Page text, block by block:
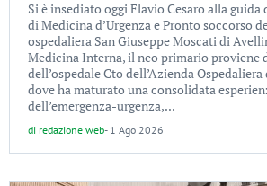
Si è insediato oggi Flavio Cesaro alla guida
di Medicina d’Urgenza e Pronto soccorso
ospedaliera San Giuseppe Moscati di
Medicina Interna, il neo primario proviene
dell’ospedale Cto dell’Azienda
dove ha maturato una consolidata
dell’emergenza-urgenza,...
di redazione web- 1 Ago 2026